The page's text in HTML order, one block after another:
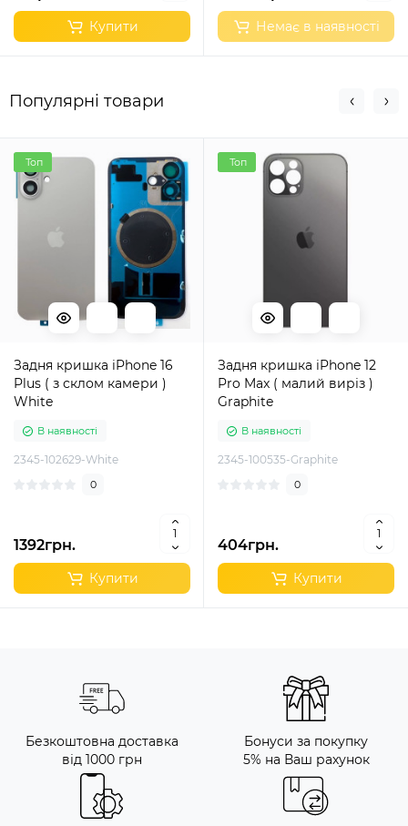
Купити Немає в наявності
Популярні товари
Топ
Задня кришка iPhone 16
Plus ( з склом камери )
White
В наявності
2345-102629-White
0
1392грн.
Купити
Топ
Задня кришка iPhone 12
Pro Max ( малий виріз )
Graphite
В наявності
2345-100535-Graphite
0
404грн.
Купити
Безкоштовна доставка
від 1000 грн
Бонуси за покупку
5% на Ваш рахунок